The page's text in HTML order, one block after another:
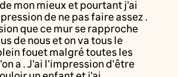
mon mieux et pourtant j'ai
de ne pas faire assez .
que ce mur se rapproche
de nous et on va tous le
fouet malgré toutes les
a . J'ai l'impression d'être